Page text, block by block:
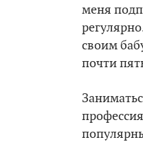
меня
своим
почти